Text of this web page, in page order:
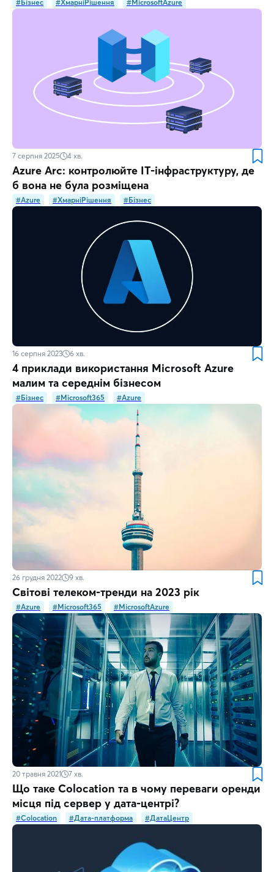
#Бізнес #ХмарніРішення #MicrosoftAzure
7 серпня 2025 4 хв.
Azure Arc: контролюйте ІТ-інфраструктуру, де
б вона не була розміщена
#Azure #ХмарніРішення #Бізнес
16 серпня 2023 6 хв.
4 приклади використання Microsoft Azure
малим та середнім бізнесом
#Бізнес #Microsoft365 #Azure
26 грудня 2022 9 хв.
Світові телеком-тренди на 2023 рік
#Azure #Microsoft365 #MicrosoftAzure
20 травня 2021 7 хв.
Що таке Colocation та в чому переваги оренди
місця під сервер у дата-центрі?
#Colocation #Дата-платформа #ДатаЦентр